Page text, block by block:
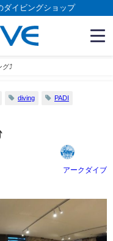
ダイビングショップ
グ⤴
diving PADI
アークダイブ